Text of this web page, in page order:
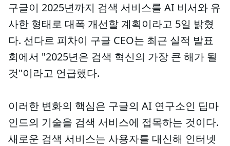
구글이 2025년까지 검색 서비스를 AI 비서와 유
사한 형태로 대폭 개선할 계획이라고 5일 밝혔
다. 선다르 피차이 구글 CEO는 최근 실적 발표
회에서 "2025년은 검색 혁신의 가장 큰 해가 될
것"이라고 언급했다.
이러한 변화의 핵심은 구글의 AI 연구소인 딥마
인드의 기술을 검색 서비스에 접목하는 것이다.
새로운 검색 서비스는 사용자를 대신해 인터넷